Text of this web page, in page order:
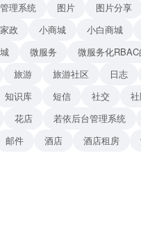
理系统
图片 图片分享
家政
小商城 小白商城
微服务 微服务化
旅游
旅游社区 日志
知识库
短信 社交
花店
若依后台管理系统
邮件
酒店 酒店租房